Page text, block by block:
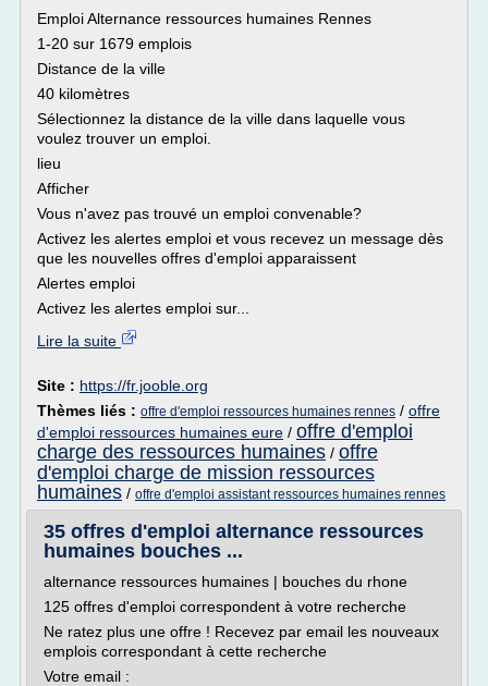
Emploi Alternance ressources humaines Rennes
1-20 sur 1679 emplois
Distance de la ville
40 kilomètres
Sélectionnez la distance de la ville dans laquelle vous
voulez trouver un emploi.
lieu
Afficher
Vous n'avez pas trouvé un emploi convenable?
Activez les alertes emploi et vous recevez un message dès
que les nouvelles offres d'emploi apparaissent
Alertes emploi
Activez les alertes emploi sur...
Lire la suite
Site : https://fr.jooble.org
Thèmes liés : offre d'emploi ressources humaines rennes / offre
d'emploi ressources humaines eure / offre d'emploi
charge des ressources humaines / offre
d'emploi charge de mission ressources
humaines / offre d'emploi assistant ressources humaines rennes
35 offres d'emploi alternance ressources
humaines bouches ...
alternance ressources humaines | bouches du rhone
125 offres d'emploi correspondent à votre recherche
Ne ratez plus une offre ! Recevez par email les nouveaux
emplois correspondant à cette recherche
Votre email :